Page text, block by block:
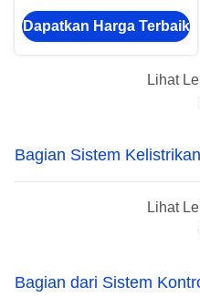
Rem Depan Disc2.4
Bagian Sistem Rem
Dapatkan Harga Terbaik
Lihat
Bagian Sistem Kelistrikan
Lihat
Bagian dari Sistem